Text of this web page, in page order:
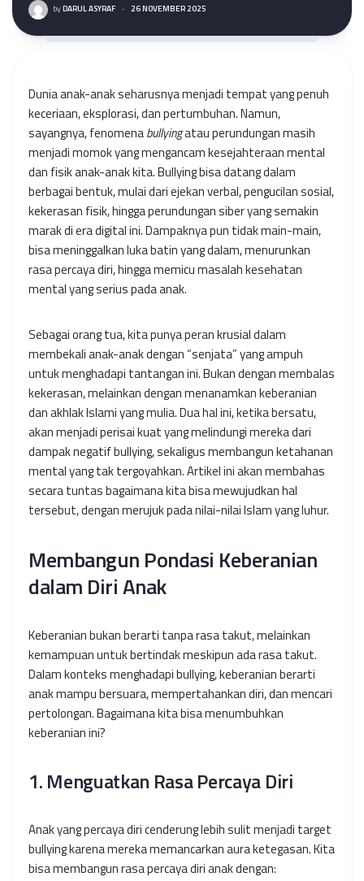
byDARUL ASYRAF · 26 NOVEMBER 2025
Dunia anak-anak seharusnya menjadi tempat yang penuh
keceriaan, eksplorasi, dan pertumbuhan. Namun,
sayangnya, fenomenabullyingatau perundungan masih
menjadi momok yang mengancam kesejahteraan mental
dan fisik anak-anak kita. Bullying bisa datang dalam
berbagai bentuk, mulai dari ejekan verbal, pengucilan sosial,
kekerasan fisik, hingga perundungan siber yang semakin
marak di era digital ini. Dampaknya pun tidak main-main,
bisa meninggalkan luka batin yang dalam, menurunkan
rasa percaya diri, hingga memicu masalah kesehatan
mental yang serius pada anak.
Sebagai orang tua, kita punya peran krusial dalam
membekali anak-anak dengan “senjata” yang ampuh
untuk menghadapi tantangan ini. Bukan dengan membalas
kekerasan, melainkan dengan menanamkan keberanian
dan akhlak Islami yang mulia. Dua hal ini, ketika bersatu,
akan menjadi perisai kuat yang melindungi mereka dari
dampak negatif bullying, sekaligus membangun ketahanan
mental yang tak tergoyahkan. Artikel ini akan membahas
secara tuntas bagaimana kita bisa mewujudkan hal
tersebut, dengan merujuk pada nilai-nilai Islam yang luhur.
Membangun Pondasi Keberanian
dalam Diri Anak
Keberanian bukan berarti tanpa rasa takut, melainkan
kemampuan untuk bertindak meskipun ada rasa takut.
Dalam konteks menghadapi bullying, keberanian berarti
anak mampu bersuara, mempertahankan diri, dan mencari
pertolongan. Bagaimana kita bisa menumbuhkan
keberanian ini?
1. Menguatkan Rasa Percaya Diri
Anak yang percaya diri cenderung lebih sulit menjadi target
bullying karena mereka memancarkan aura ketegasan. Kita
bisa membangun rasa percaya diri anak dengan: